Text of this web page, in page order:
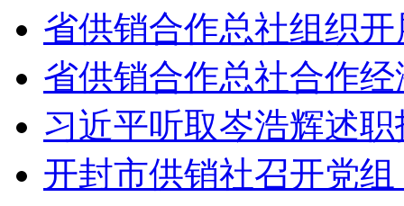
省供销合作总社组织
省供销合作总社合作
习近平听取岑浩辉述
开封市供销社召开党